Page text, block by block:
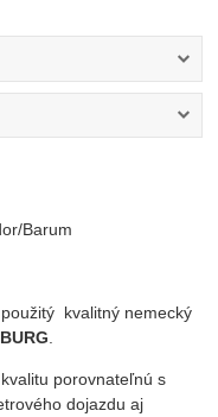
Barum
kvalitný nemecký
porovnateľnú s
dojazdu aj